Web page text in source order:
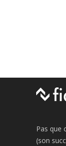
Pas que
(son